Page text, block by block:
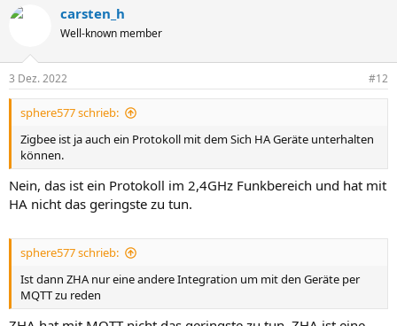
carsten_h
Well-known member
3 Dez. 2022 #12
sphere577 schrieb:
Zigbee ist ja auch ein Protokoll mit dem Sich HA Geräte unterhalten
können.
Nein, das ist ein Protokoll im 2,4GHz Funkbereich und hat mit
HA nicht das geringste zu tun.
sphere577 schrieb:
Ist dann ZHA nur eine andere Integration um mit den Geräte per
MQTT zu reden